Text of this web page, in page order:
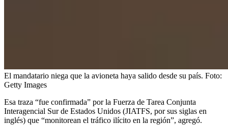
El mandatario niega que la avioneta haya salido desde su país. Foto:
Getty Images
Esa traza “fue confirmada” por la Fuerza de Tarea Conjunta
Interagencial Sur de Estados Unidos (JIATFS, por sus siglas en
inglés) que “monitorean el tráfico ilícito en la región”, agregó.